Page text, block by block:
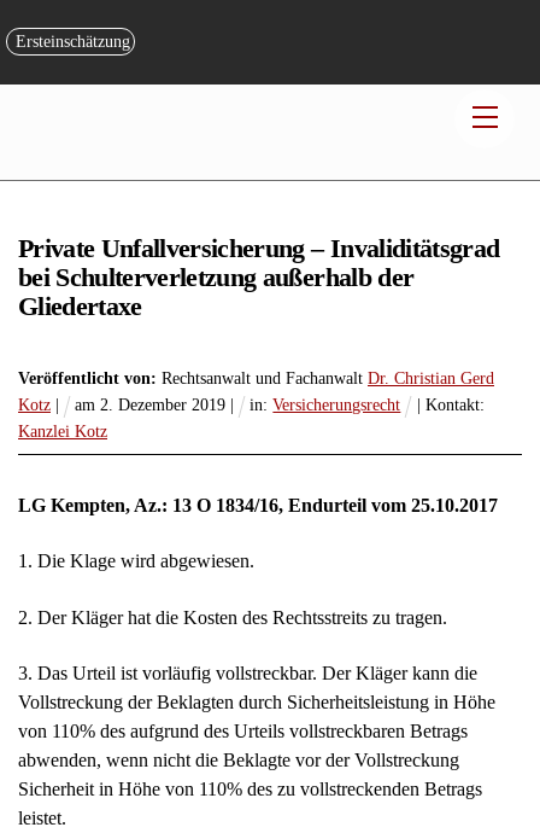
toErsteinschätzung
Menü
Private Unfallversicherung – Invaliditätsgrad
bei Schulterverletzung außerhalb der
Gliedertaxe
Veröffentlicht von: Rechtsanwalt und Fachanwalt Dr. Christian Gerd
Kotz
am2.Dezember 2019 in:Versicherungsrecht
| Kontakt:
Kanzlei Kotz
LG Kempten, Az.: 13 O 1834/16, Endurteil vom 25.10.2017
1. Die Klage wird abgewiesen.
2. Der Kläger hat die Kosten des Rechtsstreits zu tragen.
3. Das Urteil ist vorläufig vollstreckbar. Der Kläger kann die
Vollstreckung der Beklagten durch Sicherheitsleistung in Höhe
von 110% des aufgrund des Urteils vollstreckbaren Betrags
abwenden, wenn nicht die Beklagte vor der Vollstreckung
Sicherheit in Höhe von 110% des zu vollstreckenden Betrags
leistet.